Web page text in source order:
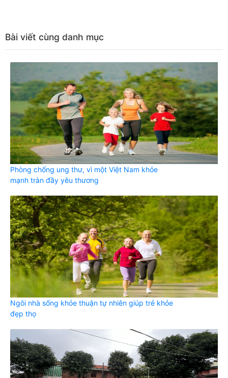
Bài viết cùng danh mục
Phòng chống ung thư, vì một Việt Nam khỏe
mạnh tràn đầy yêu thương
Ngôi nhà sống khỏe thuận tự nhiên giúp trẻ khỏe
đẹp thọ